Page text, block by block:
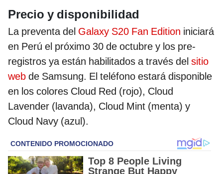
Precio y disponibilidad
La preventa del Galaxy S20 Fan Edition iniciará
en Perú el próximo 30 de octubre y los pre-
registros ya están habilitados a través del sitio
web de Samsung. El teléfono estará disponible
en los colores Cloud Red (rojo), Cloud
Lavender (lavanda), Cloud Mint (menta) y
Cloud Navy (azul).